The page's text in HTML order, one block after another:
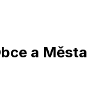
a Města